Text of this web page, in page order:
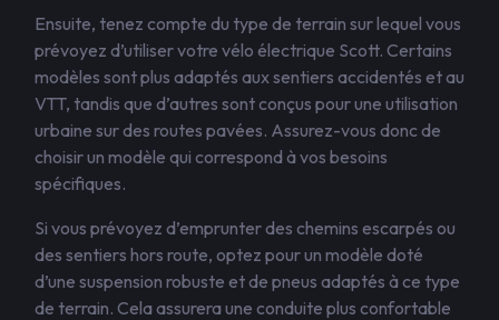
Ensuite, tenez compte du type de terrain sur lequel vous
prévoyez d’utiliser votre vélo électrique Scott. Certains
modèles sont plus adaptés aux sentiers accidentés et au
VTT, tandis que d’autres sont conçus pour une utilisation
urbaine sur des routes pavées. Assurez-vous donc de
choisir un modèle qui correspond à vos besoins
spécifiques.
Si vous prévoyez d’emprunter des chemins escarpés ou
des sentiers hors route, optez pour un modèle doté
d’une suspension robuste et de pneus adaptés à ce type
de terrain. Cela assurera une conduite plus confortable